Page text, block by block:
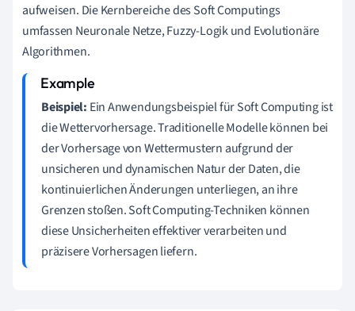
aufweisen. Die Kernbereiche des Soft Computings
umfassen Neuronale Netze, Fuzzy-Logik und Evolutionäre
Algorithmen.
Beispiel: Ein Anwendungsbeispiel für Soft Computing ist
die Wettervorhersage. Traditionelle Modelle können bei
der Vorhersage von Wettermustern aufgrund der
unsicheren und dynamischen Natur der Daten, die
kontinuierlichen Änderungen unterliegen, an ihre
Grenzen stoßen. Soft Computing-Techniken können
diese Unsicherheiten effektiver verarbeiten und
präzisere Vorhersagen liefern.